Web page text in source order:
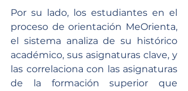
Por su lado, los estudiantes en el
proceso de orientación MeOrienta,
el sistema analiza de su histórico
académico, sus asignaturas clave, y
las correlaciona con las asignaturas
de la formación superior que